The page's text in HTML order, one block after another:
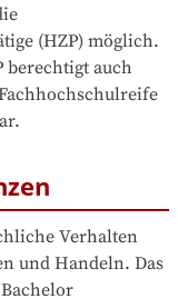
(HZP) möglich.
berechtigt auch
Verhalten
und Handeln. Das